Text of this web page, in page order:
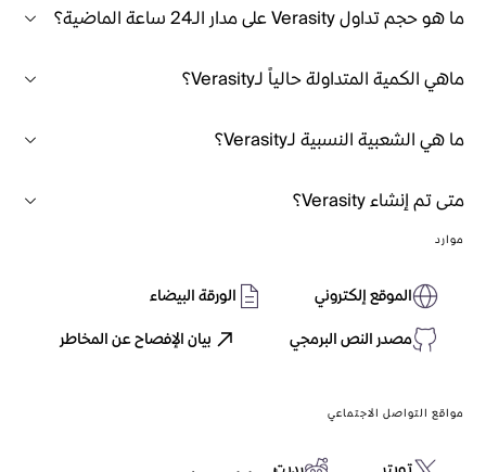
ما هو حجم تداول Verasity على مدار الـ24 ساعة الماضية؟
ماهي الكمية المتداولة حالياً لـVerasity؟
ما هي الشعبية النسبية لـVerasity؟
متى تم إنشاء Verasity؟
موارد
الموقع إلكتروني
الورقة البيضاء
مصدر النص البرمجي
بيان الإفصاح عن المخاطر
مواقع التواصل الاجتماعي